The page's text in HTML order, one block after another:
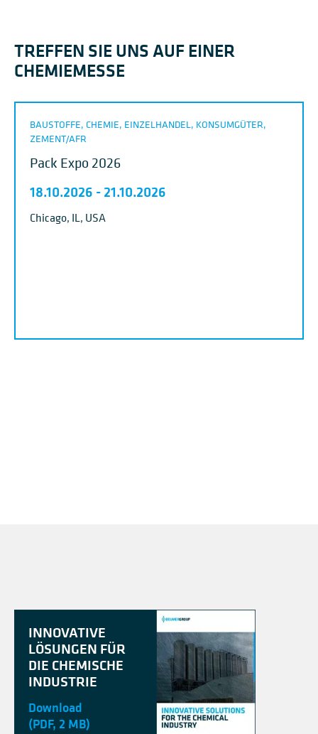
GmbH verfügt über sechs
Produktionsstätten. Im
Additivbereich produziert und
natürliche, halbsynthetische und
synthetische Wachse.
Da auch in der
die Anforderungen
seine
den BEUMER
TREFFEN SIE UNS AUF EINER
CHEMIEMESSE
BAUSTOFFE, CHEMIE, EINZELHANDEL, KONSUMGÜTER,
ZEMENT/AFR
Pack Expo 2026
18.10.2026 -21.10.2026
Chicago, IL, USA
INNOVATIVE
LÖSUNGEN FÜR
DIE CHEMISCHE
INDUSTRIE
Download
(PDF, 2 MB)